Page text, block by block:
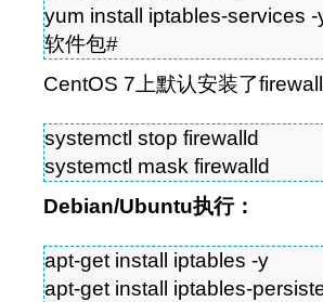
yum install iptables-services
软件包#
CentOS 7上默认安装了
systemctl stop firewalld
systemctl mask firewalld
Debian/Ubuntu执行：
apt-get install iptables -y
apt-get install iptables-